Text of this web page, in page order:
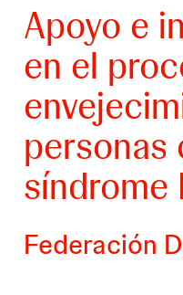
Apoyo e
en el
personas
síndrome
Federación